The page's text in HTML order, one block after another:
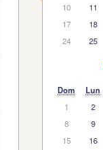
10
11
17
18
24
25
Dom Lun
1
2
8
9
15
16